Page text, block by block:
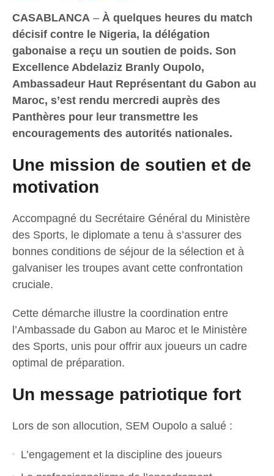
CASABLANCA – À quelques heures du match
décisif contre le Nigeria, la délégation
gabonaise a reçu un soutien de poids. Son
Excellence Abdelaziz Branly Oupolo,
Ambassadeur Haut Représentant du Gabon au
Maroc, s’est rendu mercredi auprès des
Panthères pour leur transmettre les
encouragements des autorités nationales.
Une mission de soutien et de
motivation
Accompagné du Secrétaire Général du Ministère
des Sports, le diplomate a tenu à s’assurer des
bonnes conditions de séjour de la sélection et à
galvaniser les troupes avant cette confrontation
cruciale.
Cette démarche illustre la coordination entre
l’Ambassade du Gabon au Maroc et le Ministère
des Sports, unis pour offrir aux joueurs un cadre
optimal de préparation.
Un message patriotique fort
Lors de son allocution, SEM Oupolo a salué :
L’engagement et la discipline des joueurs